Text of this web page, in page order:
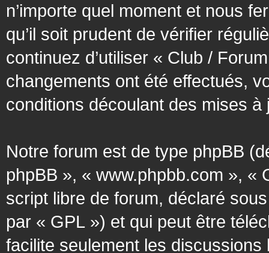
n’importe quel moment et nous
qu’il soit prudent de vérifier
continuez d’utiliser « Club /
changements ont été effectués,
conditions découlant des mises
Notre forum est de type phpBB
phpBB », « www.phpbb.com », «
script libre de forum, déclaré
par « GPL ») et qui peut être
facilite seulement les